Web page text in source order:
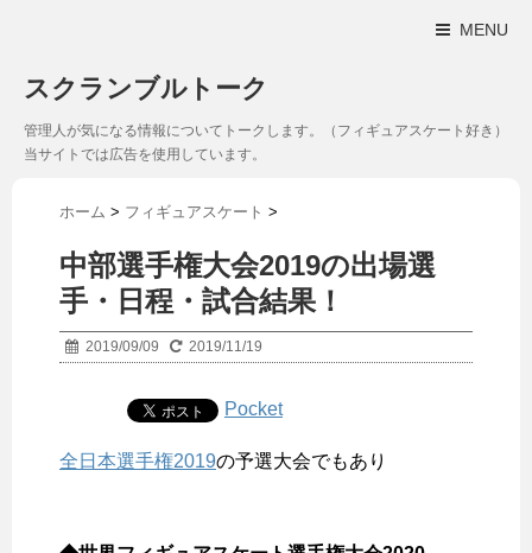
MENU
スクランブルトーク
管理人が気になる情報についてトークします。（フィギュアスケート好き）
当サイトでは広告を使用しています。
ホーム > フィギュアスケート >
中部選手権大会2019の出場選
手・日程・試合結果！
2019/09/09 2019/11/19
Pocket
全日本選手権2019の予選大会でもあり